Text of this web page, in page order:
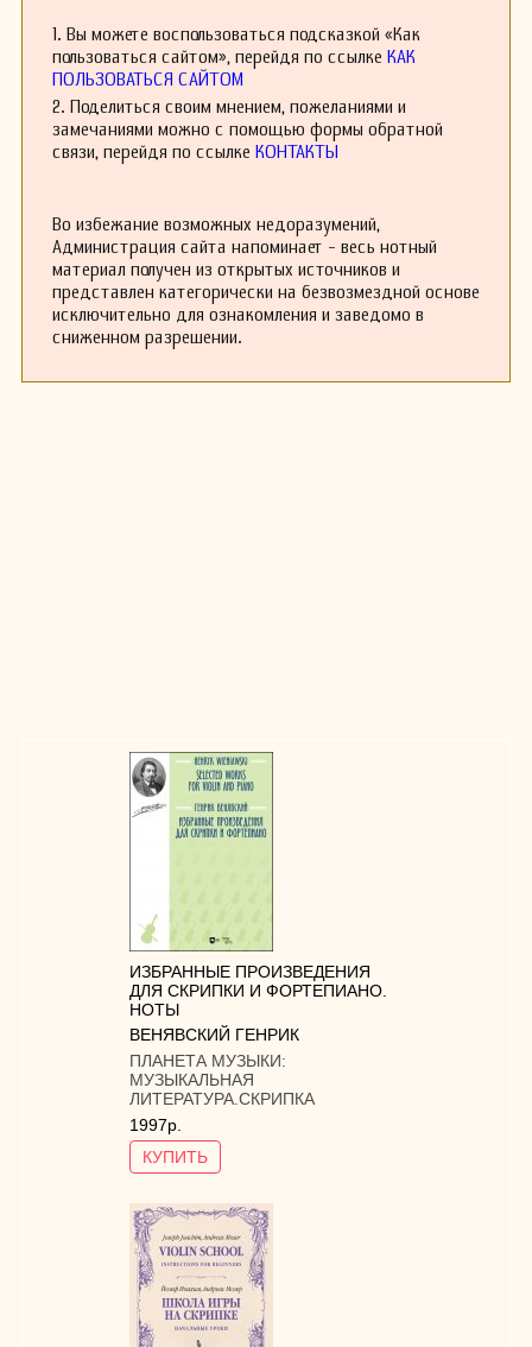
1. Вы можете воспользоваться подсказкой «Как
пользоваться сайтом», перейдя по ссылке КАК
ПОЛЬЗОВАТЬСЯ САЙТОМ
2. Поделиться своим мнением, пожеланиями и
замечаниями можно с помощью формы обратной
связи, перейдя по ссылке КОНТАКТЫ
Во избежание возможных недоразумений,
Администрация сайта напоминает - весь нотный
материал получен из открытых источников и
представлен категорически на безвозмездной основе
исключительно для ознакомления и заведомо в
сниженном разрешении.
ИЗБРАННЫЕ ПРОИЗВЕДЕНИЯ
ДЛЯ СКРИПКИ И ФОРТЕПИАНО.
НОТЫ
ВЕНЯВСКИЙ ГЕНРИК
ПЛАНЕТА МУЗЫКИ:
МУЗЫКАЛЬНАЯ
ЛИТЕРАТУРА.СКРИПКА
1997р.
КУПИТЬ